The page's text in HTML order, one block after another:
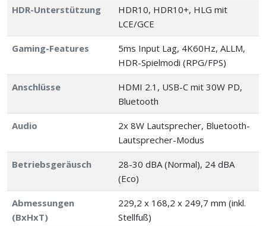
HDR-Unterstützung
HDR10, HDR10+, HLG mit
LCE/GCE
Gaming-Features
5ms Input Lag, 4K60Hz, ALLM,
HDR-Spielmodi (RPG/FPS)
Anschlüsse
HDMI 2.1, USB-C mit 30W PD,
Bluetooth
Audio
2x 8W Lautsprecher, Bluetooth-
Lautsprecher-Modus
Betriebsgeräusch
28-30 dBA (Normal), 24 dBA
(Eco)
Abmessungen
(BxHxT)
229,2 x 168,2 x 249,7 mm (inkl.
Stellfuß)